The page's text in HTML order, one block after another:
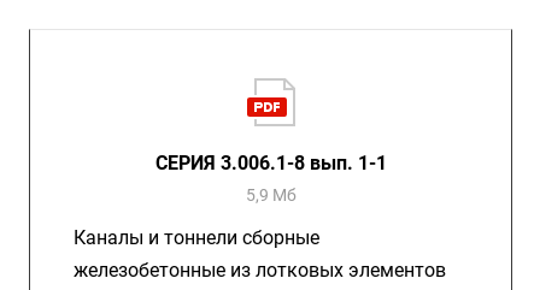
СЕРИЯ 3.006.1-8 вып. 1-1
5,9 Мб
Каналы и тоннели сборные
железобетонные из лотковых элементов